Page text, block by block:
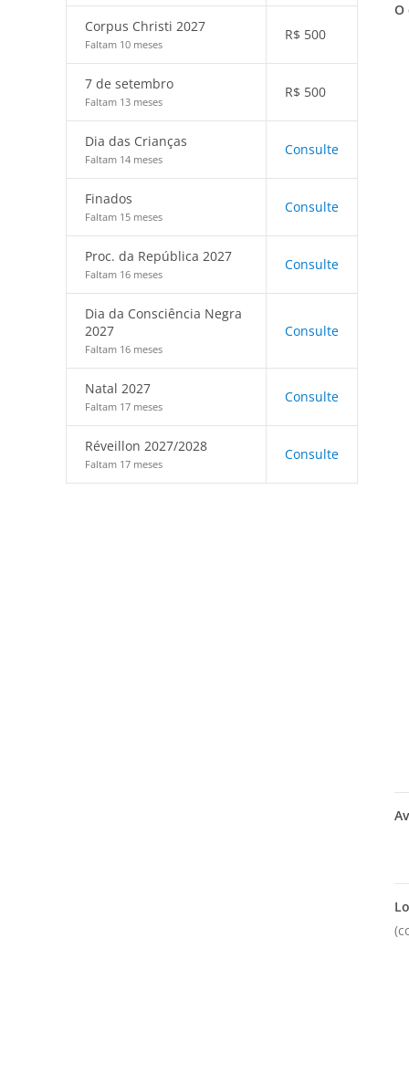
Corpus Christi 2027
Faltam 10 meses
R$ 500
7 de setembro
Faltam 13 meses
R$ 500
Dia das Crianças
Faltam 14 meses
Consulte
Finados
Faltam 15 meses
Consulte
Proc. da República 2027
Faltam 16 meses
Consulte
Dia da Consciência Negra
2027
Faltam 16 meses
Consulte
Natal 2027
Faltam 17 meses
Consulte
Réveillon 2027/2028
Faltam 17 meses
Consulte
O